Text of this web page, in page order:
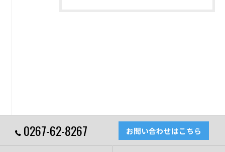
0267-62-8267 お問い合わせはこちら